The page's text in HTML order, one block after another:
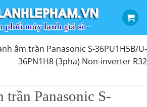
âm trần Panasonic S-36PU1H5B/U-
36PN1H8 (3pha) Non-inverter R32
trần Panasonic S-